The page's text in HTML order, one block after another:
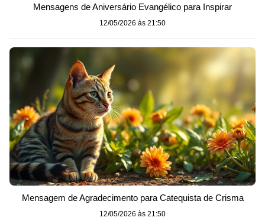
Mensagens de Aniversário Evangélico para Inspirar
12/05/2026 às 21:50
Mensagem de Agradecimento para Catequista de Crisma
12/05/2026 às 21:50